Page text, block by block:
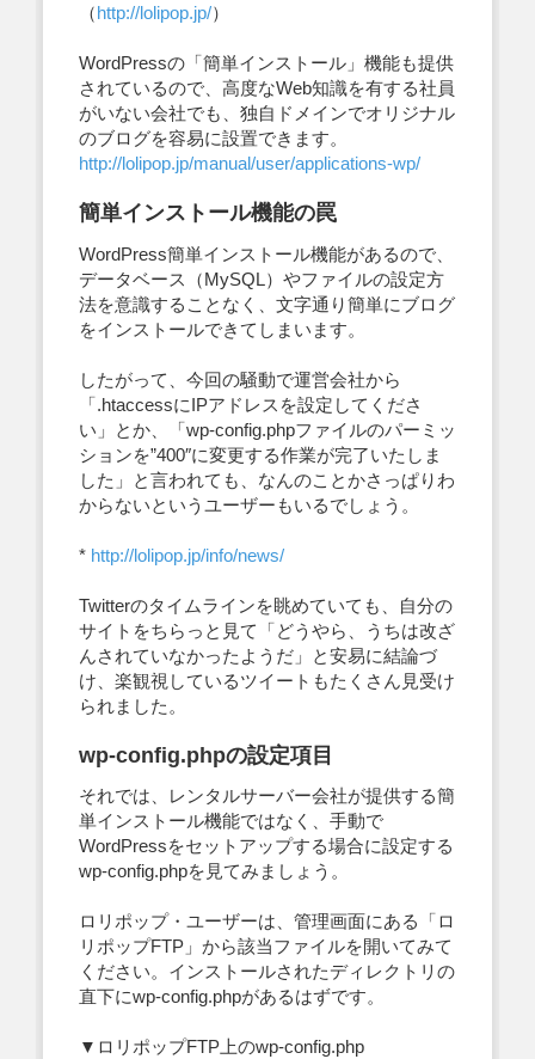
（http://lolipop.jp/）
WordPressの「簡単インストール」機能も提供
されているので、高度なWeb知識を有する社員
がいない会社でも、独自ドメインでオリジナル
のブログを容易に設置できます。
http://lolipop.jp/manual/user/applications-wp/
簡単インストール機能の罠
WordPress簡単インストール機能があるので、
データベース（MySQL）やファイルの設定方
法を意識することなく、文字通り簡単にブログ
をインストールできてしまいます。
したがって、今回の騒動で運営会社から
「.htaccessにIPアドレスを設定してくださ
い」とか、「wp-config.phpファイルのパーミッ
ションを”400″に変更する作業が完了いたしま
した」と言われても、なんのことかさっぱりわ
からないというユーザーもいるでしょう。
* http://lolipop.jp/info/news/
Twitterのタイムラインを眺めていても、自分の
サイトをちらっと見て「どうやら、うちは改ざ
んされていなかったようだ」と安易に結論づ
け、楽観視しているツイートもたくさん見受け
られました。
wp-config.phpの設定項目
それでは、レンタルサーバー会社が提供する簡
単インストール機能ではなく、手動で
WordPressをセットアップする場合に設定する
wp-config.phpを見てみましょう。
ロリポップ・ユーザーは、管理画面にある「ロ
リポップFTP」から該当ファイルを開いてみて
ください。インストールされたディレクトリの
直下にwp-config.phpがあるはずです。
▼ロリポップFTP上のwp-config.php